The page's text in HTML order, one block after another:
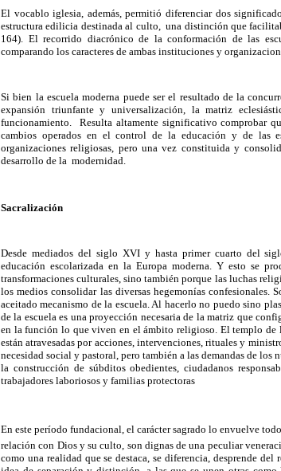
El vocablo iglesia, además, permitió diferenciar dos
estructura edilicia destinada al culto, una distinción que
164). El recorrido diacrónico de la conformación de las
comparando los caracteres de ambas instituciones y
Si bien la escuela moderna puede ser el resultado de la
expansión triunfante y universalización, la matriz
funcionamiento. Resulta altamente significativo comprobar
cambios operados en el control de la educación y de las
organizaciones religiosas, pero una vez constituida y
desarrollo de la modernidad.
Sacralización
Desde mediados del siglo XVI y hasta primer cuarto del
educación escolarizada en la Europa moderna. Y esto se
transformaciones culturales, sino también porque las luchas
los medios consolidar las diversas hegemonías confesionales.
aceitado mecanismo de la escuela. Al hacerlo no puedo sino
de la escuela es una proyección necesaria de la matriz que
en la función lo que viven en el ámbito religioso. El templo de
están atravesadas por acciones, intervenciones, rituales y
necesidad social y pastoral, pero también a las demandas de
la construcción de súbditos obedientes, ciudadanos
trabajadores laboriosos y familias protectoras
En este período fundacional, el carácter sagrado lo envuelve
relación con Dios y su culto, son dignas de una peculiar
como una realidad que se destaca, se diferencia, desprende